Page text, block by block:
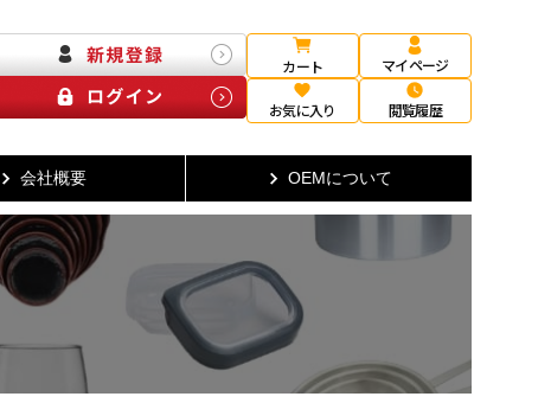
カート マイページ
お気に入り 閲覧履歴
会社概要 OEMについて